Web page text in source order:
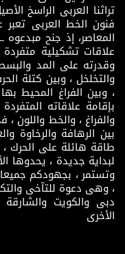
تراثنا العربى الراسخ
فنون الخط العربى
المعاصر، إذ جنح مبدعوه
علاقات تشكيلية
وقدرته على المد
والتخلخل ، وبين كتلة
، وبين الفراغ المحيط
بإقامة علاقاته
والفراغ ، والخط
بين الرهافة والرخاوة
طاقة هائلة على الحرك
لبداية جديدة ، يحدوها
وتستمر ، بجهودكم
، وهى دعوة للتآخى
دبى والكويت والشارقة
الأخرى